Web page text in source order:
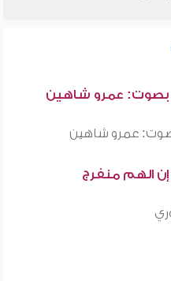
عمرو شاهين
عمرو شاهين
الهم منفرج